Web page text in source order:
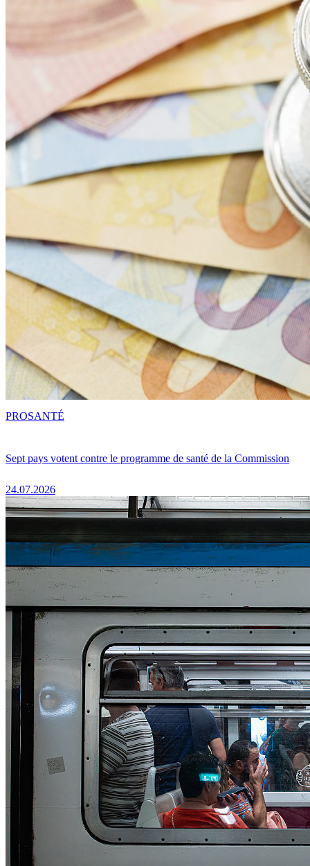
Sept pays votent contre le programme de santé de la Commission
24.07.2026
PROSANTÉ